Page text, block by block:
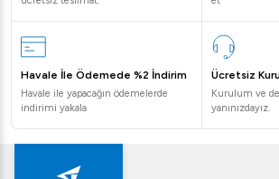
Tercih Edilmeli?
Öztiryakiler OSBA Asansörlü Saladbar,
estetik görünümü ile ön plana çıkıyor.
ölçekli yiyecek hizmeti sunan işletmeler
seçimdir. Ahşap meşe rengi ile
hareketli tekerlekli yapısı sayesinde
Suya dayanıklı tasarımı ve aydınlatmalı
Havale İle Ödemede %2 İndirim
Havale ile yapacağın ödemelerde
indirimi yakala
Ücretsiz
Kurulum ve
yanınızdayız.